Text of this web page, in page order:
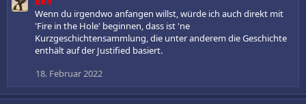
Wenn du irgendwo anfangen willst, würde ich auch direkt mit
'Fire in the Hole' beginnen, dass ist 'ne
Kurzgeschichtensammlung, die unter anderem die Geschichte
enthält auf der Justified basiert.
18. Februar 2022